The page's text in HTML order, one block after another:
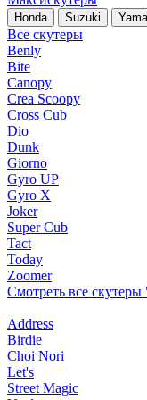
Honda Suzuki
Все скутеры
Benly
Bite
Canopy
Crea Scoopy
Cross Cub
Dio
Dunk
Giorno
Gyro UP
Gyro X
Joker
Super Cub
Tact
Today
Zoomer
Смотреть все
Address
Birdie
Choi Nori
Let's
Street Magic